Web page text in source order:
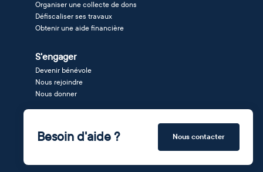
Organiser une collecte de dons
Défiscaliser ses travaux
Obtenir une aide financière
S'engager
Devenir bénévole
Nous rejoindre
Nous donner
Besoin d'aide ? Nous contacter